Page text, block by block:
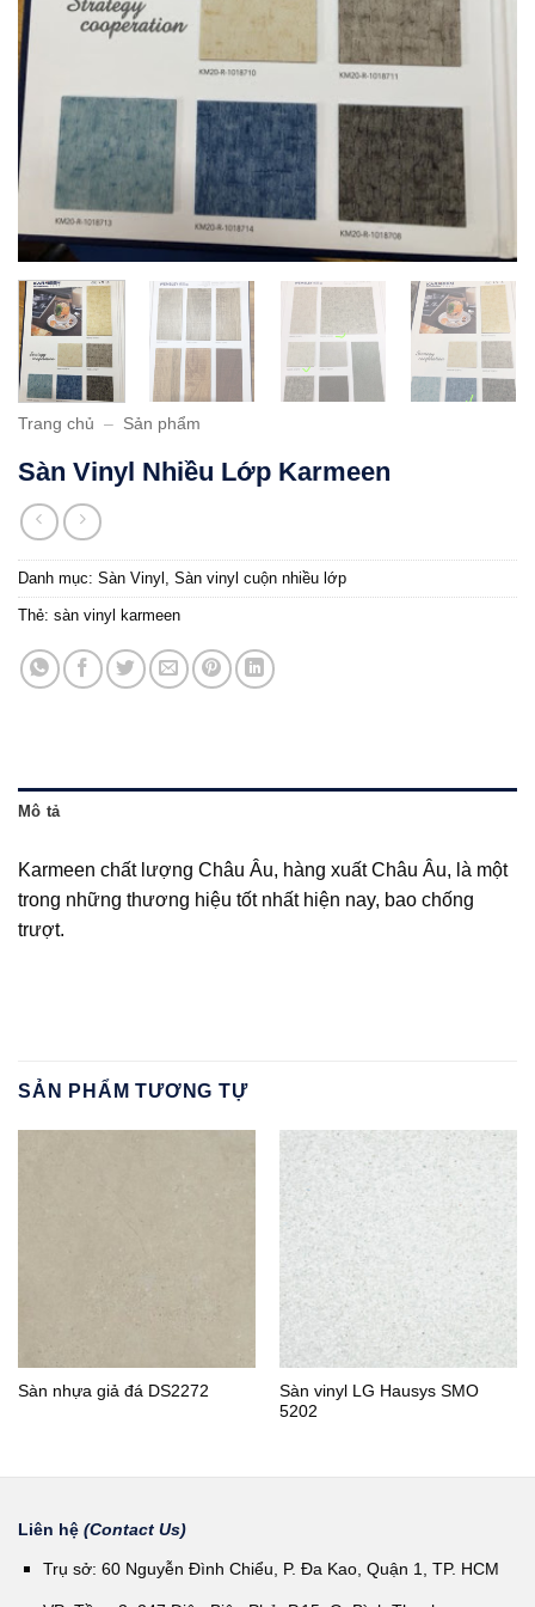
Trang chủ – Sản phẩm
Sàn Vinyl Nhiều Lớp Karmeen
Danh mục: Sàn Vinyl , Sàn vinyl cuộn nhiều lớp
Thẻ: sàn vinyl karmeen
Mô tả
Karmeen chất lượng Châu Âu, hàng xuất Châu Âu, là một
trong những thương hiệu tốt nhất hiện nay, bao chống
trượt.
SẢN PHẨM TƯƠNG TỰ
Sàn nhựa giả đá DS2272
Sàn vinyl LG Hausys SMO
5202
Liên hệ (Contact Us)
Trụ sở: 60 Nguyễn Đình Chiểu, P. Đa Kao, Quận 1, TP. HCM